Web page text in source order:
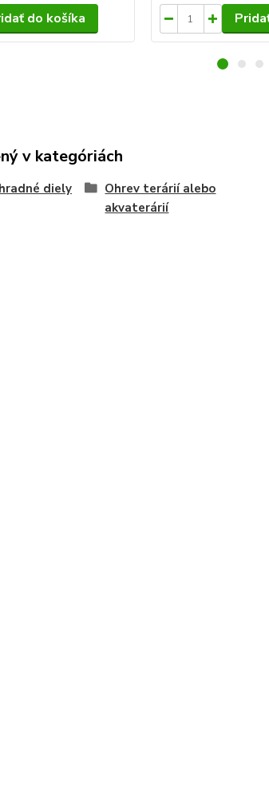
do košíka
v kategóriách
diely
Ohrev terárií alebo
akvaterárií